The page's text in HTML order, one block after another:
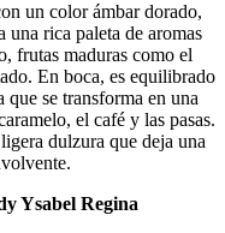
un color ámbar dorado,
rica paleta de aromas
frutas maduras como el
En boca, es equilibrado
que se transforma en una
el café y las pasas.
dulzura que deja una
Ysabel Regina